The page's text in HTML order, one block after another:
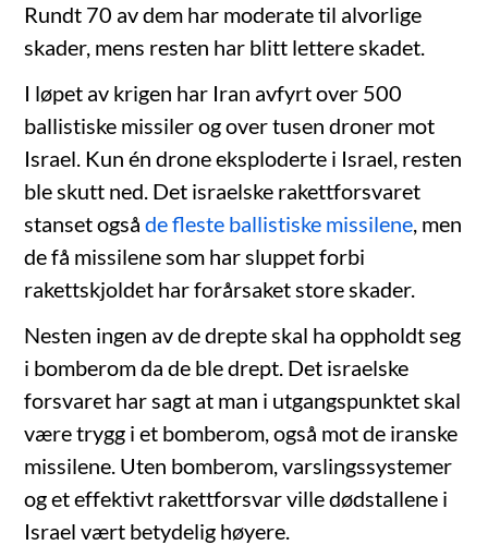
Rundt 70 av dem har moderate til alvorlige
skader, mens resten har blitt lettere skadet.
I løpet av krigen har Iran avfyrt over 500
ballistiske missiler og over tusen droner mot
Israel. Kun én drone eksploderte i Israel, resten
ble skutt ned. Det israelske rakettforsvaret
stanset ogsåde fleste ballistiske missilene, men
de få missilene som har sluppet forbi
rakettskjoldet har forårsaket store skader.
Nesten ingen av de drepte skal ha oppholdt seg
i bomberom da de ble drept. Det israelske
forsvaret har sagt at man i utgangspunktet skal
være trygg i et bomberom, også mot de iranske
missilene. Uten bomberom, varslingssystemer
og et effektivt rakettforsvar ville dødstallene i
Israel vært betydelig høyere.